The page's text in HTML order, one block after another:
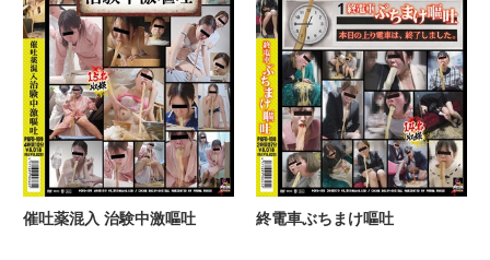
催吐薬混入 治験中激嘔吐 終電車ぶちまけ嘔吐